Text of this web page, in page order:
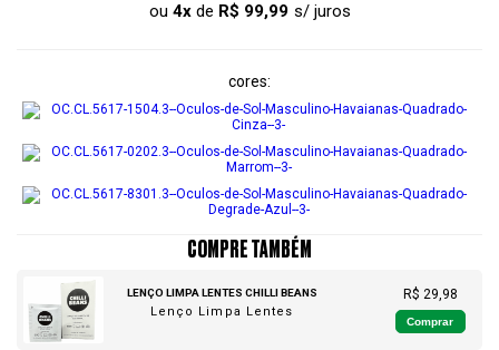
ou 4xde R$ 99,99
cores
COMPRE TAMBÉM
LENÇO LIMPA LENTES CHILLI BEANS
Lenço Limpa Lentes
R$ 29,98
Comprar